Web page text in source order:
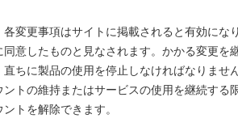
変更事項はサイトに掲載されると有効に
意したものと見なされます。かかる変更
ちに製品の使用を停止しなければなりません
トの維持またはサービスの使用を継続す
トを解除できます。